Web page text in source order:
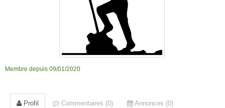
Membre depuis 09/01/2020
Profil Commentaires (0) Annonces (0)